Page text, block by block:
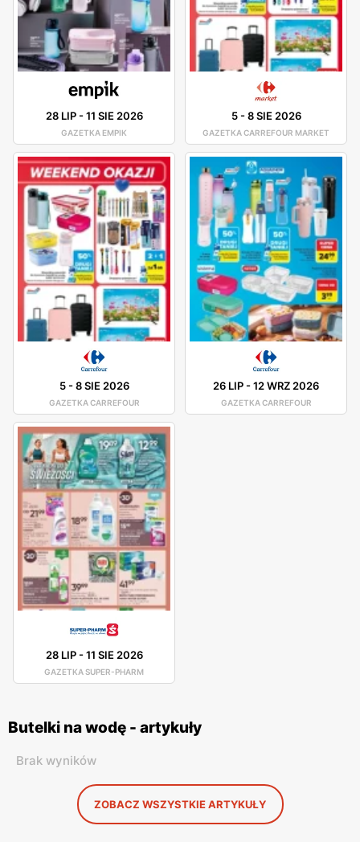
28 LIP-11 SIE 2026
GAZETKA EMPIK
5-8 SIE 2026
GAZETKA CARREFOUR MARKET
5-8 SIE 2026
GAZETKA CARREFOUR
26 LIP-12 WRZ 2026
GAZETKA CARREFOUR
28 LIP-11 SIE 2026
GAZETKA SUPER-PHARM
Butelki na wodę - artykuły
Brak wyników
ZOBACZ WSZYSTKIE ARTYKUŁY